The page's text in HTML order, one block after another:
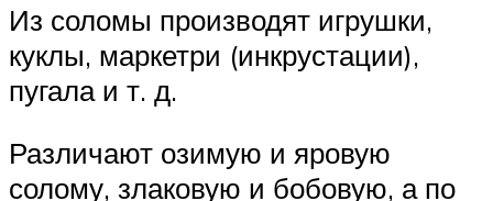
Из соломы производят игрушки,
куклы, маркетри (инкрустации),
пугала и т. д.
Различают озимую и яровую
солому, злаковую и бобовую, а по